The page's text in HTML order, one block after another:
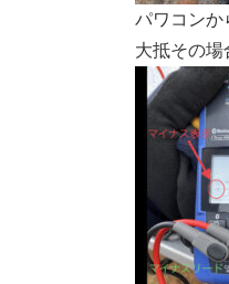
パワコンか
大抵その場